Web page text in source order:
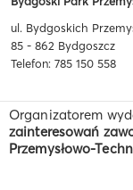
ul. Bydgoskich
85 - 862 Bydgoszcz
Telefon: 785 150 558
Organizatorem
zainteresowań
Przemysłowo-